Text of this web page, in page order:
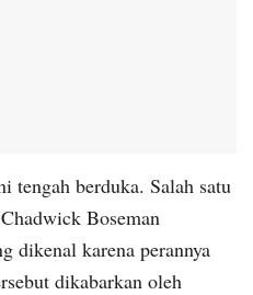
berduka. Salah satu
Boseman
dikenal karena perannya
dikabarkan oleh